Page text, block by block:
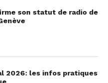
zeste et jus –
à thé de
thé de bicarbonate
– 3/4 tasse de
grossièrement
son statut de radio de
2026: les infos pratiques